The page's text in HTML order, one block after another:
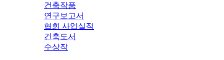
건축작품
연구보고서
협회 사업실적
건축도서
수상작